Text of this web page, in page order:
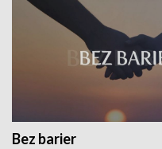
Bez barier